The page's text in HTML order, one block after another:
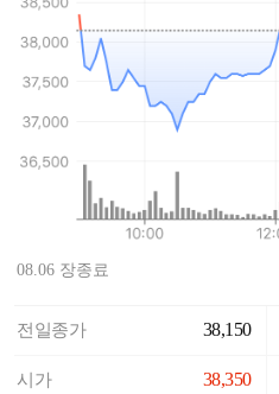
08.06 장종료
전일종가 38,150
시가 38,350